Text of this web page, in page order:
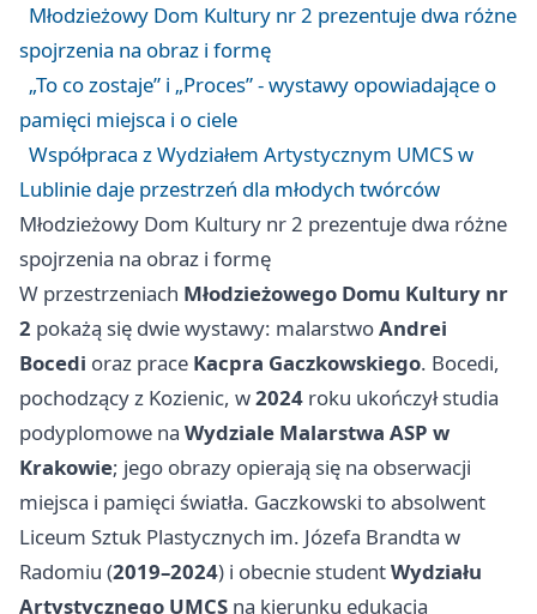
Młodzieżowy Dom Kultury nr 2 prezentuje dwa różne
spojrzenia na obraz i formę
„To co zostaje” i „Proces” - wystawy opowiadające o
pamięci miejsca i o ciele
Współpraca z Wydziałem Artystycznym UMCS w
Lublinie daje przestrzeń dla młodych twórców
Młodzieżowy Dom Kultury nr 2 prezentuje dwa różne
spojrzenia na obraz i formę
W przestrzeniach Młodzieżowego Domu Kultury nr
2 pokażą się dwie wystawy: malarstwoAndrei
Bocedi oraz prace Kacpra Gaczkowskiego. Bocedi,
pochodzący z Kozienic, w2024 roku ukończył studia
podyplomowe na Wydziale Malarstwa ASP w
Krakowie; jego obrazy opierają się na obserwacji
miejsca i pamięci światła. Gaczkowski to absolwent
Liceum Sztuk Plastycznych im. Józefa Brandta w
Radomiu (2019–2024) i obecnie studentWydziału
Artystycznego UMCS na kierunku edukacja